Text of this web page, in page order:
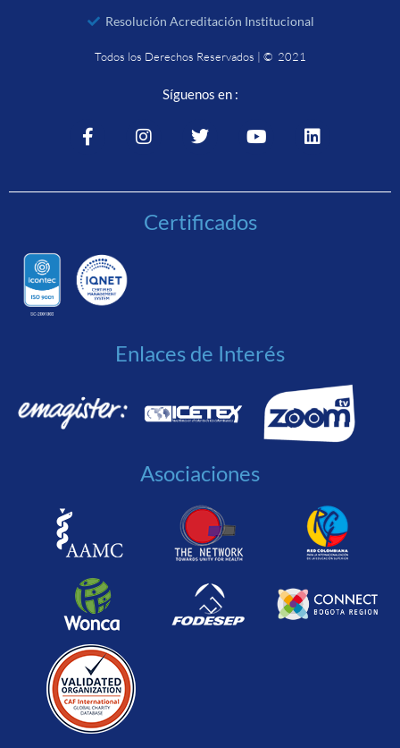
Resolución Acreditación Institucional
Todos los Derechos Reservados | © 2021
Síguenos en :
Certificados
Enlaces de Interés
Asociaciones